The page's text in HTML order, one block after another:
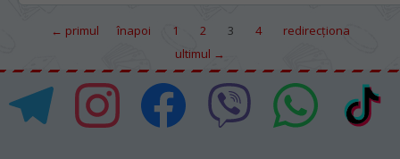
← primul înapoi 1 2 3 4
redirecţiona
ultimul →